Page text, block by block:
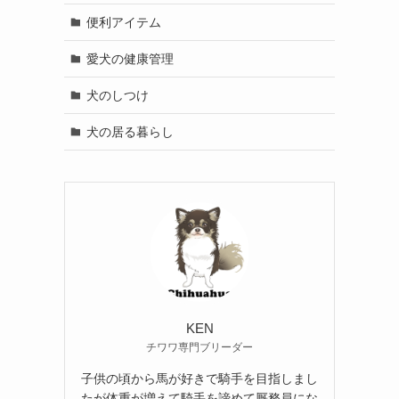
便利アイテム
愛犬の健康管理
犬のしつけ
犬の居る暮らし
KEN
チワワ専門ブリーダー
子供の頃から馬が好きで騎手を目指しまし